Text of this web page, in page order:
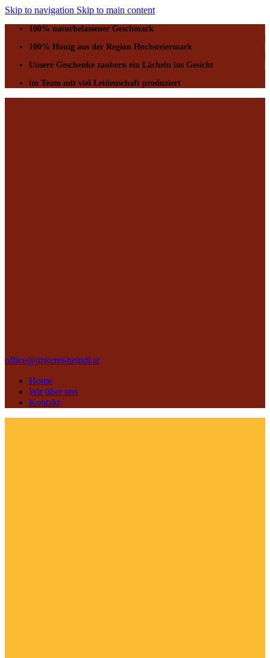
Skip to navigation Skip to main content
100% naturbelassener Geschmack
100% Honig aus der Region Hochsteiermark
Unsere Geschenke zaubern ein Lächeln ins Gesicht
im Team mit viel Leidenschaft produziert
office@imkerei-heindl.at
Home
Wir über uns
Kontakt